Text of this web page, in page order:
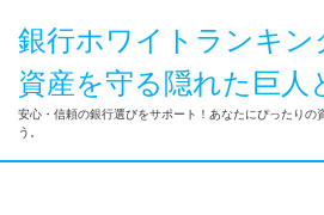
銀行ホワイトランキン
資産を守る隠れた巨人
安心・信頼の銀行選びをサポート！あなたにぴったりの
う。